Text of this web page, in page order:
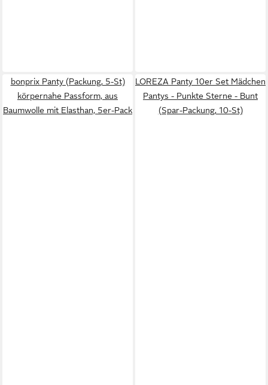
bonprix Panty (Packung, 5-St)
körpernahe Passform, aus
Baumwolle mit Elasthan, 5er-Pack
LOREZA Panty 10er Set Mädchen
Pantys - Punkte Sterne - Bunt
(Spar-Packung, 10-St)